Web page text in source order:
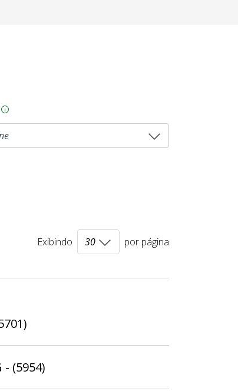
As proposições legislativas na CLDF podem ser
Exibindo por página
- (5954)